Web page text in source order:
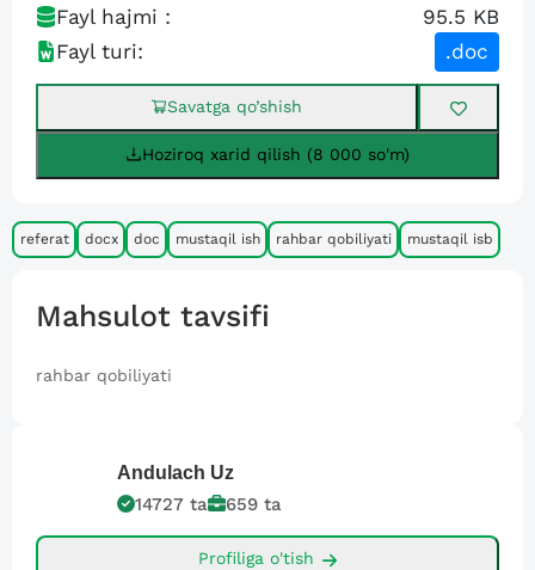
Fayl hajmi :
95.5 KB
Fayl turi:
.doc
Savatga qo’shish
Hoziroq xarid qilish (8 000 so'm)
referat docx doc mustaqil ish rahbar qobiliyati mustaqil isb
Mahsulot tavsifi
rahbar qobiliyati
Andulach Uz
14727 ta 659 ta
Profiliga o'tish